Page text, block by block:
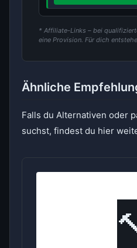
* Affiliate-Links – bei
eine Provision. Für dich
Ähnliche
Falls du Alternativen oder
suchst, findest du hier